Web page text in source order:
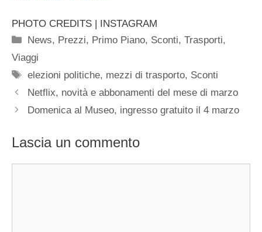
PHOTO CREDITS | INSTAGRAM
Categorie
News, Prezzi, Primo Piano, Sconti,Trasporti,
Viaggi
Tag
elezioni politiche, mezzi di trasporto, Sconti
Netflix, novità e abbonamenti del mese di marzo
Domenica al Museo, ingresso gratuito il 4 marzo
Lascia un commento